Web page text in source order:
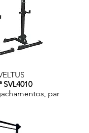
SVL4010
par